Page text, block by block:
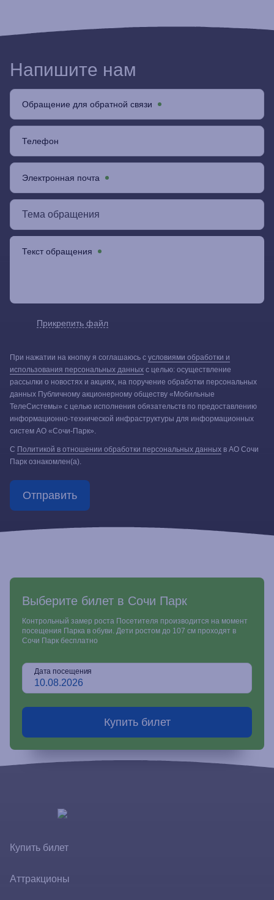
Напишите нам
Обращение для обратной связи
Телефон
Электронная почта
Текст обращения
Прикрепить файл
При нажатии на кнопку я соглашаюсь с условиями обработки и
использования персональных данных с целью: осуществление
рассылки о новостях и акциях, на поручение обработки персональных
данных Публичному акционерному обществу «Мобильные
ТелеСистемы» с целью исполнения обязательств по предоставлению
информационно-технической инфраструктуры для информационных
систем АО «Сочи-Парк».
С Политикой в отношении обработки персональных данных в АО Сочи
Парк ознакомлен(а).
Отправить
Выберите билет в Сочи Парк
Контрольный замер роста Посетителя производится на момент
посещения Парка в обуви. Дети ростом до 107 см проходят в
Сочи Парк бесплатно
Дата посещения
Купить билет
Купить билет
Аттракционы